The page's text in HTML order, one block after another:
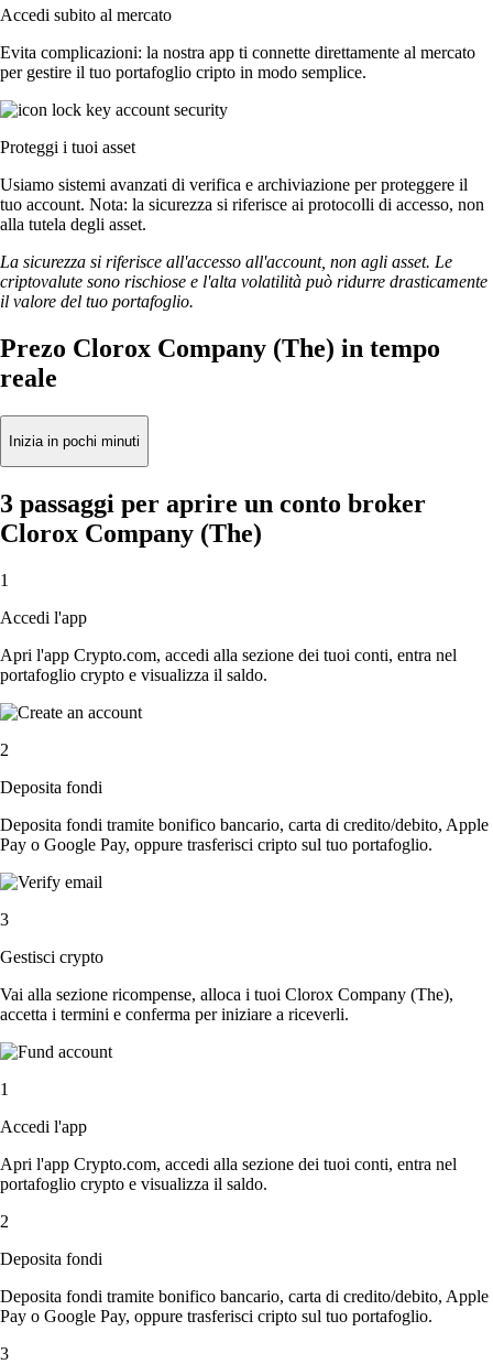
Accedi subito al mercato
Evita complicazioni: la nostra app ti connette direttamente al mercato
per gestire il tuo portafoglio cripto in modo semplice.
Proteggi i tuoi asset
Usiamo sistemi avanzati di verifica e archiviazione per proteggere il
tuo account. Nota: la sicurezza si riferisce ai protocolli di accesso, non
alla tutela degli asset.
La sicurezza si riferisce all'accesso all'account, non agli asset. Le
criptovalute sono rischiose e l'alta volatilità può ridurre drasticamente
il valore del tuo portafoglio.
Prezo Clorox Company (The) in tempo
reale
Inizia in pochi minuti
3 passaggi per aprire un conto broker
Clorox Company (The)
1
Accedi l'app
Apri l'app Crypto.com, accedi alla sezione dei tuoi conti, entra nel
portafoglio crypto e visualizza il saldo.
2
Deposita fondi
Deposita fondi tramite bonifico bancario, carta di credito/debito, Apple
Pay o Google Pay, oppure trasferisci cripto sul tuo portafoglio.
3
Gestisci crypto
Vai alla sezione ricompense, alloca i tuoi Clorox Company (The),
accetta i termini e conferma per iniziare a riceverli.
1
Accedi l'app
Apri l'app Crypto.com, accedi alla sezione dei tuoi conti, entra nel
portafoglio crypto e visualizza il saldo.
2
Deposita fondi
Deposita fondi tramite bonifico bancario, carta di credito/debito, Apple
Pay o Google Pay, oppure trasferisci cripto sul tuo portafoglio.
3